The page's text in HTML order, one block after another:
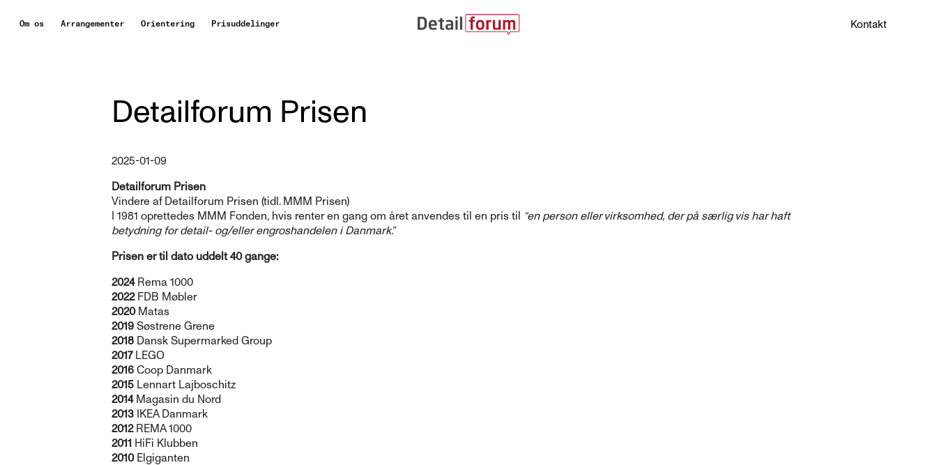
Om os Arrangementer Orientering Prisuddelinger Kontakt
Detailforum Prisen
2025-01-09
Detailforum Prisen
Vindere af Detailforum Prisen (tidl. MMM Prisen)
I 1981 oprettedes MMM Fonden, hvis renter en gang om året anvendes til en pris til “en person eller virksomhed, der på særlig vis har haft
betydning for detail- og/eller engroshandelen i Danmark.”
Prisen er til dato uddelt 40 gange:
2024Rema 1000
2022FDB Møbler
2020 Matas
2019 Søstrene Grene
2018 Dansk Supermarked Group
2017LEGO
2016 Coop Danmark
2015 Lennart Lajboschitz
2014Magasin du Nord
2013 IKEA Danmark
2012REMA 1000
2011 HiFi Klubben
2010Elgiganten